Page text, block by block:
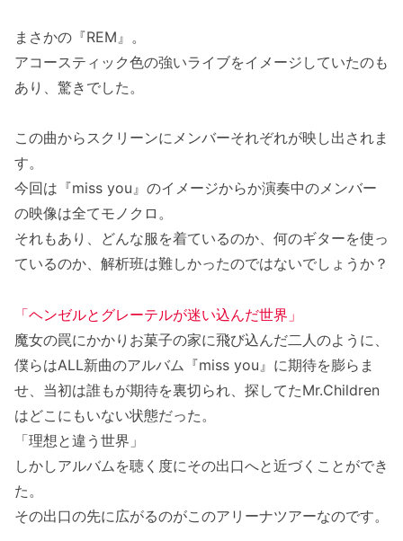
まさかの『REM』。
アコースティック色の強いライブをイメージしていたのも
あり、驚きでした。
この曲からスクリーンにメンバーそれぞれが映し出されま
す。
今回は『miss you』のイメージからか演奏中のメンバー
の映像は全てモノクロ。
それもあり、どんな服を着ているのか、何のギターを使っ
ているのか、解析班は難しかったのではないでしょうか？
「ヘンゼルとグレーテルが迷い込んだ世界」
魔女の罠にかかりお菓子の家に飛び込んだ二人のように、
僕らはALL新曲のアルバム『miss you』に期待を膨らま
せ、当初は誰もが期待を裏切られ、探してたMr.Children
はどこにもいない状態だった。
「理想と違う世界」
しかしアルバムを聴く度にその出口へと近づくことができ
た。
その出口の先に広がるのがこのアリーナツアーなのです。